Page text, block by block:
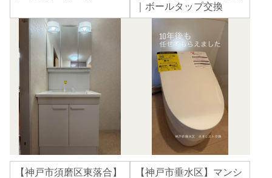
｜ボールタップ交換
【神戸市須磨区東落合】
【神戸市垂水区】マンシ